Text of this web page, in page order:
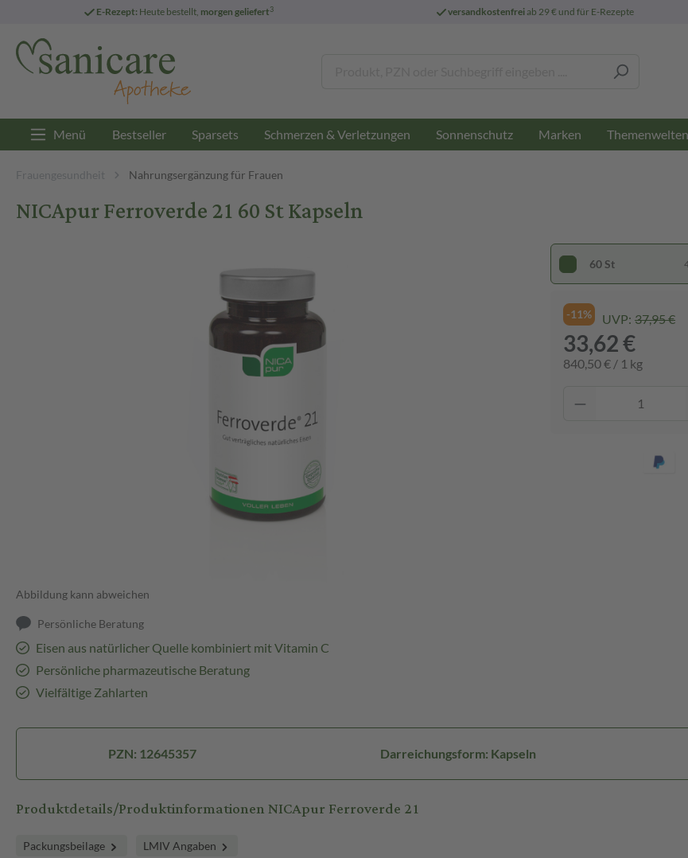
E-Rezept: Heute bestellt, morgen geliefert3 versandkostenfreiab 29 € und für E-Rezepte
Menü Bestseller Sparsets Schmerzen & Verletzungen Sonnenschutz Marken Themenwelten
Frauengesundheit Nahrungsergänzung für Frauen
NICApur Ferroverde 21 60 St Kapseln
Abbildung kann abweichen
Persönliche Beratung
Eisen aus natürlicher Quelle kombiniert mit Vitamin C
Persönliche pharmazeutische Beratung
Vielfältige Zahlarten
60 St
-11% UVP: 37,95 €
33,62 €
840,50 € / 1 kg
PZN: 12645357 Darreichungsform: Kapseln
Produktdetails/Produktinformationen NICApur Ferroverde 21
Packungsbeilage LMIV Angaben